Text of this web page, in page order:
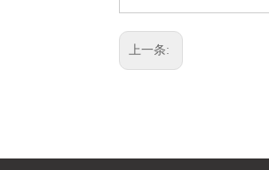
上一条: